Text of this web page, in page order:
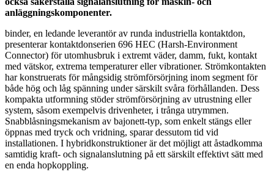
anläggningskomponenter.
binder, en ledande leverantör av runda industriella kontaktdon,
presenterar kontaktdonserien 696 HEC (Harsh-Environment
Connector) för utomhusbruk i extremt väder, damm, fukt, kontakt
med vätskor, extrema temperaturer eller vibrationer. Strömkontakten
har konstruerats för mångsidig strömförsörjning inom segment för
både hög och låg spänning under särskilt svåra förhållanden. Dess
kompakta utformning stöder strömförsörjning av utrustning eller
system, såsom exempelvis drivenheter, i trånga utrymmen.
Snabblåsningsmekanism av bajonett-typ, som enkelt stängs eller
öppnas med tryck och vridning, sparar dessutom tid vid
installationen. I hybridkonstruktioner är det möjligt att åstadkomma
samtidig kraft- och signalanslutning på ett särskilt effektivt sätt med
en enda hopkoppling.